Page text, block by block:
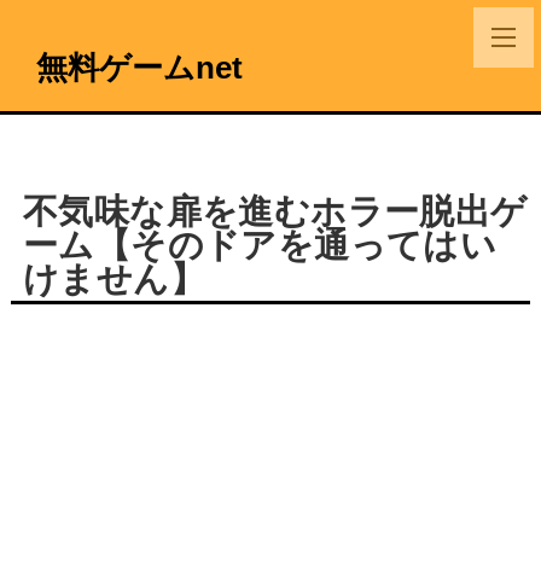
無料ゲームnet
不気味な扉を進むホラー脱出ゲ
ーム【そのドアを通ってはい
けません】